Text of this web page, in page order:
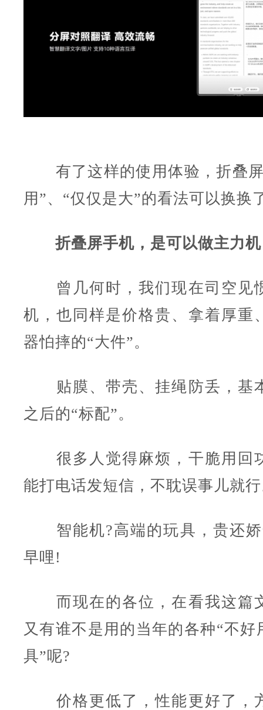
有了这样的使用体验，折叠屏
用”、“仅仅是大”的看法可以换换
折叠屏手机，是可以做主力
曾几何时，我们现在司空见
机，也同样是价格贵、拿着厚重
器怕摔的“大件”。
贴膜、带壳、挂绳防丢，基
之后的“标配”。
很多人觉得麻烦，干脆用回
能打电话发短信，不耽误事儿就
智能机?高端的玩具，贵还娇
早哩!
而现在的各位，在看我这篇
又有谁不是用的当年的各种“不好
具”呢?
价格更低了，性能更好了，